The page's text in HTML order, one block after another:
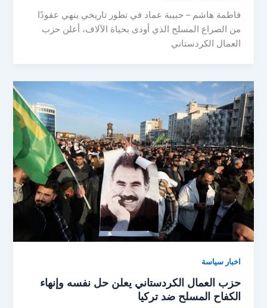
فاطمة هاشم – حبيبة عماد في تطور تاريخي ينهي عقودًا
من الصراع المسلح الذي أودى بحياة الآلاف، أعلن حزب
العمال الكردستاني
اخبار سياسة
حزب العمال الكردستاني يعلن حل نفسه وإنهاء
الكفاح المسلح ضد تركيا